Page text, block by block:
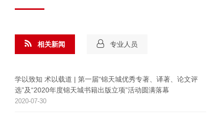
相关新闻
学以致知 术以载道 | 第一届“锦天城优秀专著、译著、论文评
选”及“2020年度锦天城书籍出版立项”活动圆满落幕
2020-07-30
专业人员